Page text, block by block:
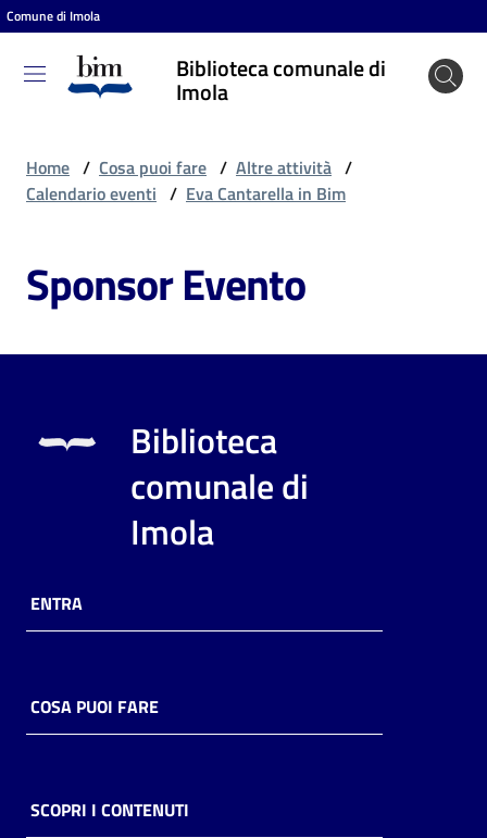
Vai al contenuto
Vai alla navigazione
Vai al footer
Comune di Imola
Biblioteca comunale di
Imola
Biblioteca
comunale
puoi
Risorse
online
Casa
Piani
Home / Cosa puoi fare / Altre attività /
Calendario eventi / Eva Cantarella in Bim
Sponsor Evento
Biblioteca
comunale di
Imola
ENTRA
COSA PUOI FARE
SCOPRI I CONTENUTI